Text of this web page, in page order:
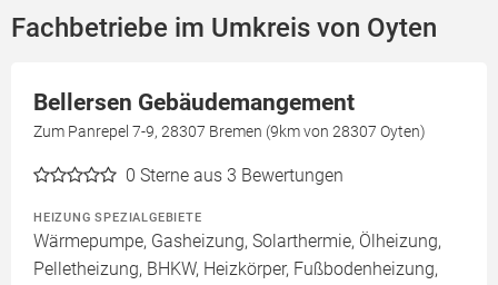
Fachbetriebe im Umkreis von Oyten
Bellersen Gebäudemangement
Zum Panrepel 7-9, 28307 Bremen (9km von 28307 Oyten)
0 Sterne aus 3 Bewertungen
HEIZUNG SPEZIALGEBIETE
Wärmepumpe, Gasheizung, Solarthermie, Ölheizung,
Pelletheizung, BHKW, Heizkörper, Fußbodenheizung,